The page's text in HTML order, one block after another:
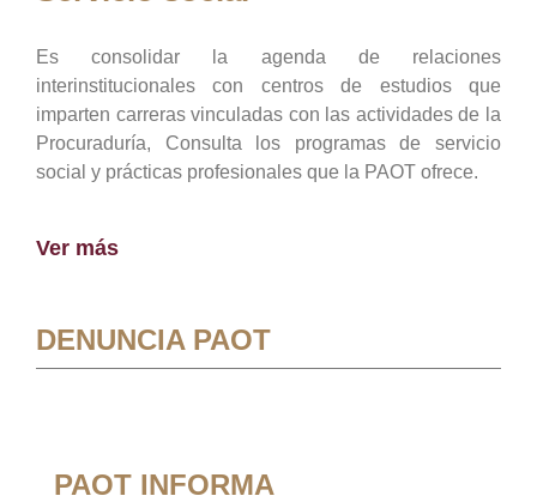
Es consolidar la agenda de relaciones
interinstitucionales con centros de estudios que
imparten carreras vinculadas con las actividades de la
Procuraduría, Consulta los programas de servicio
social y prácticas profesionales que la PAOT ofrece.
Ver más
DENUNCIA PAOT
PAOT INFORMA